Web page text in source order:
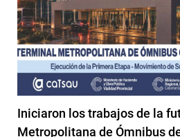
Iniciaron los trabajos de la
Metropolitana de Ómnibus